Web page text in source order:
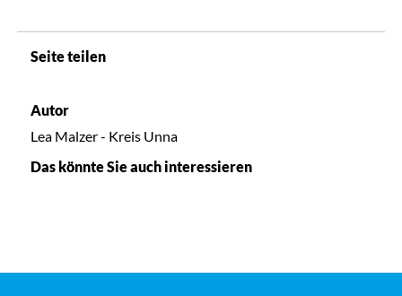
Seite teilen
Autor
Lea Malzer - Kreis Unna
Das könnte Sie auch interessieren